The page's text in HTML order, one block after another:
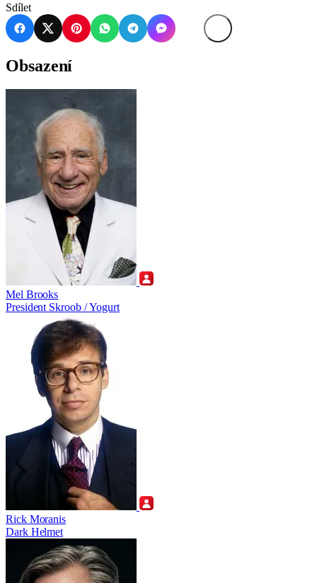
Sdílet
Obsazení
Mel Brooks
President Skroob / Yogurt
Rick Moranis
Dark Helmet